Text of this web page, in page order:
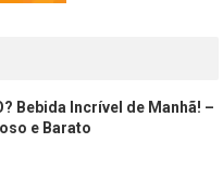
Bebida Incrível de Manhã! –
e Barato